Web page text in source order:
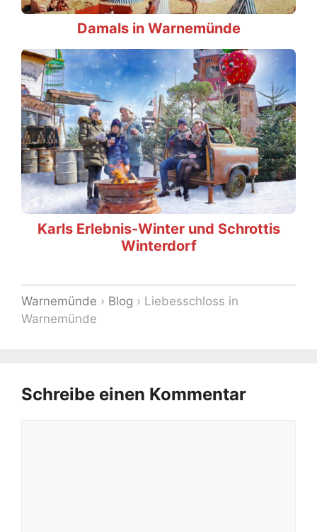
Damals in Warnemünde
Karls Erlebnis-Winter und Schrottis
Winterdorf
Warnemünde › Blog › Liebesschloss in
Warnemünde
Schreibe einen Kommentar